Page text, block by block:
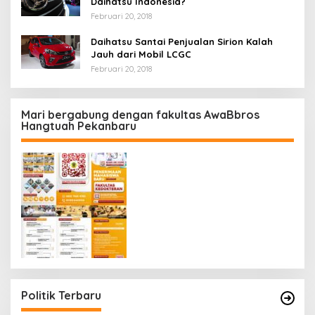
Februari 20, 2018
Daihatsu Santai Penjualan Sirion Kalah
Jauh dari Mobil LCGC
Februari 20, 2018
Mari bergabung dengan fakultas AwaBbros
Hangtuah Pekanbaru
Politik Terbaru